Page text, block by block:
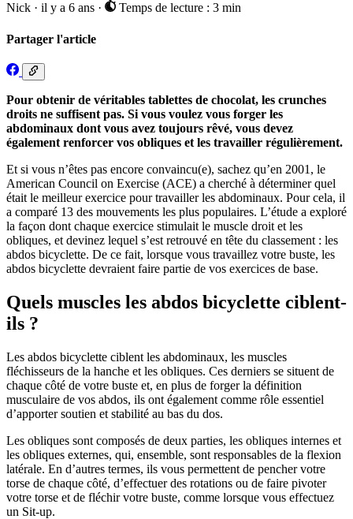
Nick · il y a 6 ans · Temps de lecture : 3 min
Partager l'article
Pour obtenir de véritables tablettes de chocolat, les crunches
droits ne suffisent pas. Si vous voulez vous forger les
abdominaux dont vous avez toujours rêvé, vous devez
également renforcer vos obliques et les travailler régulièrement.
Et si vous n’êtes pas encore convaincu(e), sachez qu’en 2001, le
American Council on Exercise (ACE) a cherché à déterminer quel
était le meilleur exercice pour travailler les abdominaux. Pour cela, il
a comparé 13 des mouvements les plus populaires. L’étude a exploré
la façon dont chaque exercice stimulait le muscle droit et les
obliques, et devinez lequel s’est retrouvé en tête du classement : les
abdos bicyclette. De ce fait, lorsque vous travaillez votre buste, les
abdos bicyclette devraient faire partie de vos exercices de base.
Quels muscles les abdos bicyclette ciblent-
ils ?
Les abdos bicyclette ciblent les abdominaux, les muscles
fléchisseurs de la hanche et les obliques. Ces derniers se situent de
chaque côté de votre buste et, en plus de forger la définition
musculaire de vos abdos, ils ont également comme rôle essentiel
d’apporter soutien et stabilité au bas du dos.
Les obliques sont composés de deux parties, les obliques internes et
les obliques externes, qui, ensemble, sont responsables de la flexion
latérale. En d’autres termes, ils vous permettent de pencher votre
torse de chaque côté, d’effectuer des rotations ou de faire pivoter
votre torse et de fléchir votre buste, comme lorsque vous effectuez
un Sit-up.